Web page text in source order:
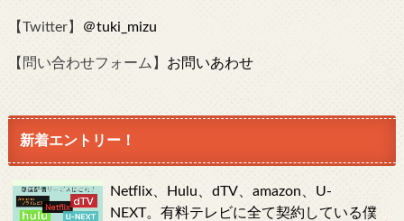
【Twitter】 ＠tuki_mizu
【問い合わせフォーム】 お問いあわせ
新着エントリー！
Netflix、Hulu、dTV、amazon、U-
NEXT。有料テレビに全て契約している僕